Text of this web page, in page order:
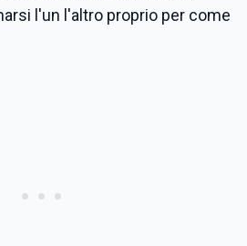
l'un l'altro proprio per come